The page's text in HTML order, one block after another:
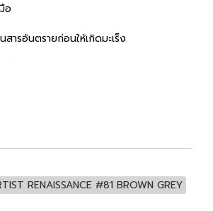
อ
สารอันตรายก่อนให้เกิดมะเร็ง
RENAISSANCE #81 BROWN GREY